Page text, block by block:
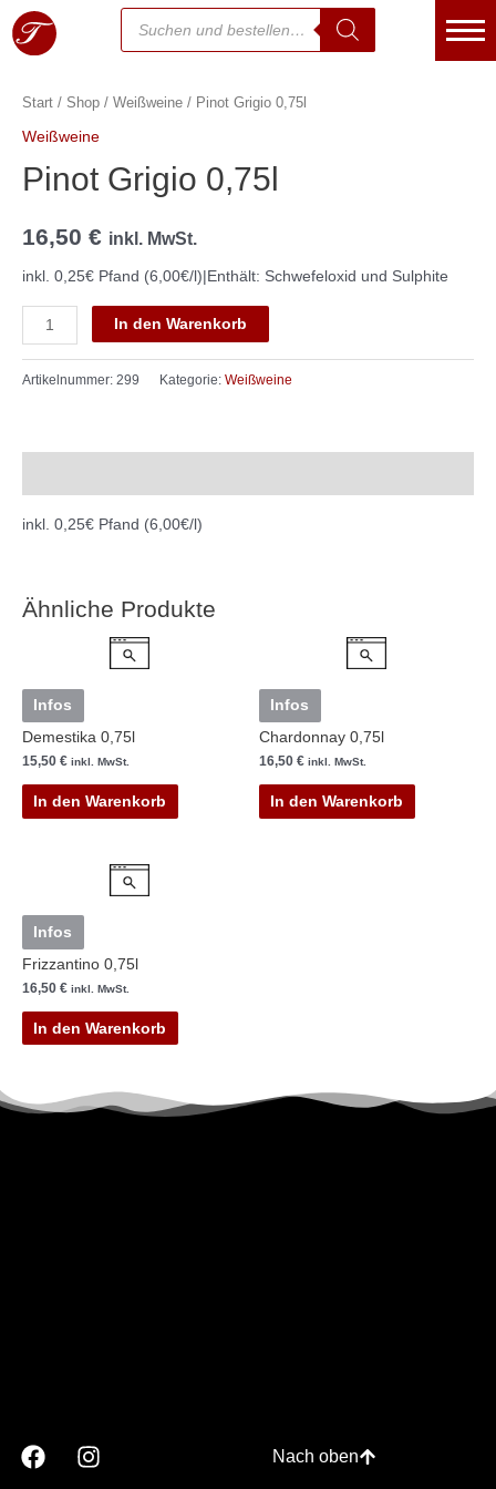
Essen bestellen
Warenkorb
Kontakt
Über uns
Speisekarte
Cookie-Einstellungen
Start / Shop / Weißweine / Pinot Grigio 0,75l
Weißweine
Pinot Grigio 0,75l
16,50 € inkl. MwSt.
inkl. 0,25€ Pfand (6,00€/l)|Enthält: Schwefeloxid und Sulphite
In den Warenkorb
Artikelnummer: 299 Kategorie: Weißweine
inkl. 0,25€ Pfand (6,00€/l)
Ähnliche Produkte
Infos
Demestika 0,75l
15,50 € inkl. MwSt.
In den Warenkorb
Infos
Chardonnay 0,75l
16,50 € inkl. MwSt.
In den Warenkorb
Infos
Frizzantino 0,75l
16,50 € inkl. MwSt.
In den Warenkorb
Nach oben